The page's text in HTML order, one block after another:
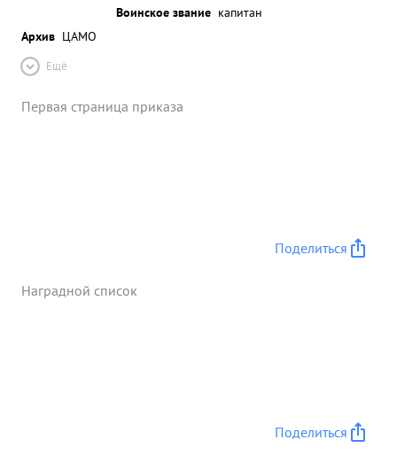
Воинское звание капитан
Архив ЦАМО
Ещё
Первая страница приказа
Поделиться
Наградной список
Поделиться